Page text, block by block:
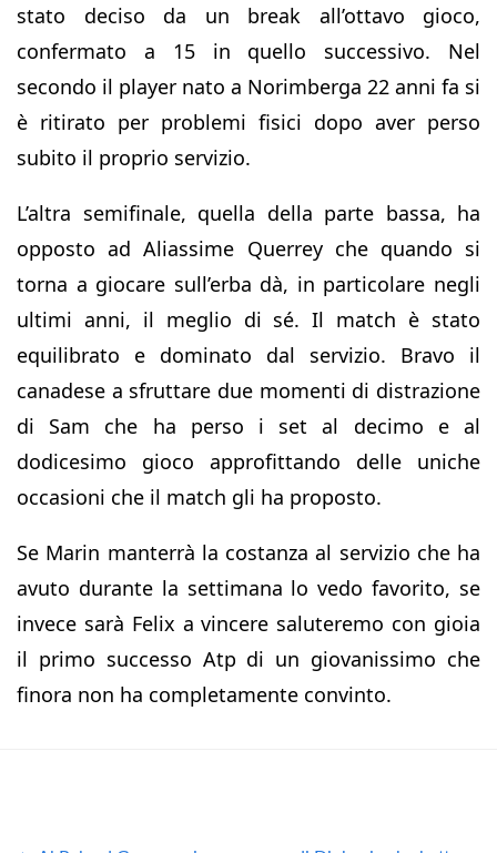
stato deciso da un break all’ottavo gioco,
confermato a 15 in quello successivo. Nel
secondo il player nato a Norimberga 22 anni fa si
è ritirato per problemi fisici dopo aver perso
subito il proprio servizio.
L’altra semifinale, quella della parte bassa, ha
opposto ad Aliassime Querrey che quando si
torna a giocare sull’erba dà, in particolare negli
ultimi anni, il meglio di sé. Il match è stato
equilibrato e dominato dal servizio. Bravo il
canadese a sfruttare due momenti di distrazione
di Sam che ha perso i set al decimo e al
dodicesimo gioco approfittando delle uniche
occasioni che il match gli ha proposto.
Se Marin manterrà la costanza al servizio che ha
avuto durante la settimana lo vedo favorito, se
invece sarà Felix a vincere saluteremo con gioia
il primo successo Atp di un giovanissimo che
finora non ha completamente convinto.